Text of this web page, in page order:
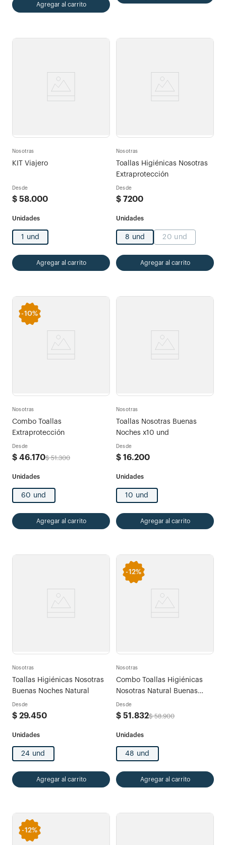
Agregar al carrito
Nosotras
KIT Viajero
Desde
$ 58.000
1 und
Agregar al carrito
Nosotras
Toallas Higiénicas Nosotras
Extraprotección
Desde
$ 7200
8 und 20 und
Agregar al carrito
-10%
Nosotras
Combo Toallas
Extraprotección
Desde
$ 46.170$ 51.300
60 und
Agregar al carrito
Nosotras
Toallas Nosotras Buenas
Noches x10 und
Desde
$ 16.200
10 und
Agregar al carrito
Nosotras
Toallas Higiénicas Nosotras
Buenas Noches Natural
Desde
$ 29.450
24 und
Agregar al carrito
-12%
Nosotras
Combo Toallas Higiénicas
Nosotras Natural Buenas
Noches x 48 und + 30
Protectores Diarios Largos
Desde
$ 51 .832$ 58.900
48 und
Agregar al carrito
-12%